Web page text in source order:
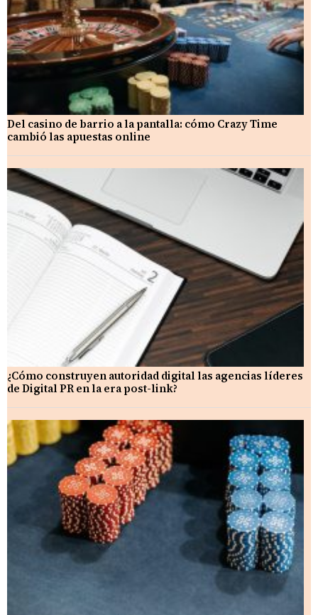
Del casino de barrio a la pantalla: cómo Crazy Time
cambió las apuestas online
¿Cómo construyen autoridad digital las agencias líderes
de Digital PR en la era post-link?